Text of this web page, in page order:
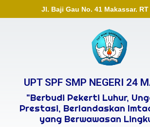
Jl. Baji Gau No. 41 Makassar. RT
UPT SPF SMP NEGERI 24
"Berbudi Pekerti Luhur,
Prestasi, Berlandaskan
yang Berwawasan